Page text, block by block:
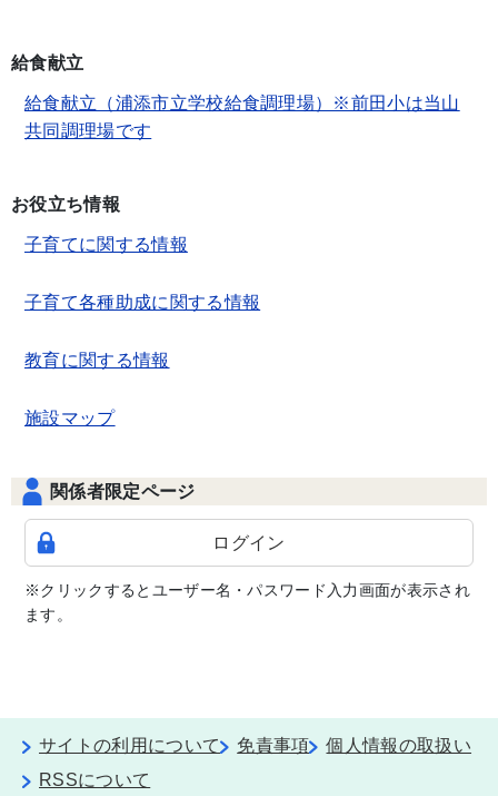
給食献立
給食献立（浦添市立学校給食調理場）※前田小は当山
共同調理場です
お役立ち情報
子育てに関する情報
子育て各種助成に関する情報
教育に関する情報
施設マップ
関係者限定ページ
ログイン
※クリックするとユーザー名・パスワード入力画面が表示され
ます。
サイトの利用について 免責事項
個人情報の取扱い
RSSについて